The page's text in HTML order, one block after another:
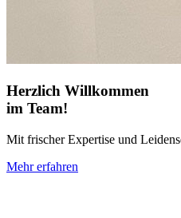
Herzlich Willkommen
im Team!
Mit frischer Expertise und
Mehr erfahren